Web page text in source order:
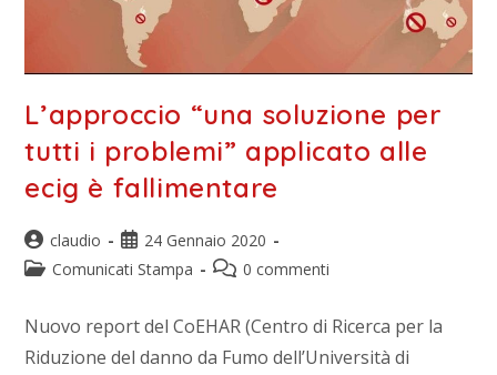
L’approccio “una soluzione per
tutti i problemi” applicato alle
ecig è fallimentare
claudio
24 Gennaio 2020
Comunicati Stampa
0 commenti
Nuovo report del CoEHAR (Centro di Ricerca per la
Riduzione del danno da Fumo dell’Università di